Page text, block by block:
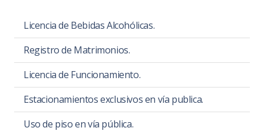
Licencia de Bebidas Alcohólicas.
Registro de Matrimonios.
Licencia de Funcionamiento.
Estacionamientos exclusivos en vía publica.
Uso de piso en vía pública.